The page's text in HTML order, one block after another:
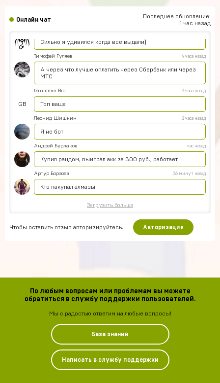
Онлайн чат
Последнее обновление:
1 час назад
куда вводить код для UC пополнения ?
Сильно я удивился когда все выдали)
Тимофей Гуляев 4 часа назад
А через что лучше оплатить через Сбербанк или через
МТС
GB
Grummer Bro 3 часа назад
Топ ваще
Леонид Шишкин 2 часа назад
Я не бот
Андрей Бурлаков час назад
Купил рандом, выиграл акк за 300 руб., работает
Артур Борзоев 36 минут назад
Кто пакупал алмазы
Загрузить больше
Чтобы оставить отзыв авторизируйтесь. Авторизация
По любым вопросам или проблемам вы можете
обратиться в службу поддержки пользователей.
Мы с радостью ответим на любые вопросы!
База знаний
Написать в службу поддержки